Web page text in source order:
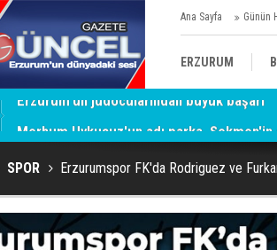
Ana Sayfa Günün
ERZURUM
KÜLTÜR/
Merhum Uykusuz'un adı parka, Sekmen'in
SPOR Erzurumspor FK'da Rodriguez ve